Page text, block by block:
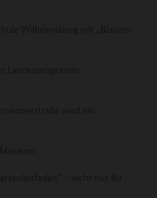
Wilhelmsburg mit „Blauem
Landesprogramm
wird ein
– nicht nur für